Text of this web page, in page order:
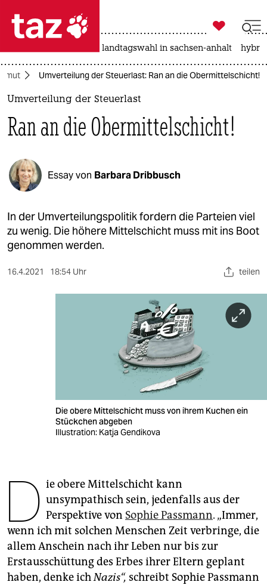
 taz zahl ich
taz zahl ich
politik
öko
gesellschaft
kultur
sport
berlin
genossenschaft
epaper login

taz zahl ich
landtagswahl in sachsen-anhalt
Umverteilung der Steuerlast: Ran an die Obermittelschicht!
Umverteilung der Steuerlast
Ran an die Obermittelschicht!
Essay von Barbara Dribbusch
In der Umverteilungspolitik fordern die Parteien viel
zu wenig. Die höhere Mittelschicht muss mit ins Boot
genommen werden.
16.4.2021 18:54 Uhr teilen
Die obere Mittelschicht muss von ihrem Kuchen ein
Stückchen abgeben
Illustration: Katja Gendikova
D ie obere Mittelschicht kann
unsympathisch sein, jedenfalls aus der
Perspektive von Sophie Passmann. „Immer,
wenn ich mit solchen Menschen Zeit verbringe, die
allem Anschein nach ihr Leben nur bis zur
Erstausschüttung des Erbes ihrer Eltern geplant
haben, denke ichNazis“, schreibt Sophie Passmann